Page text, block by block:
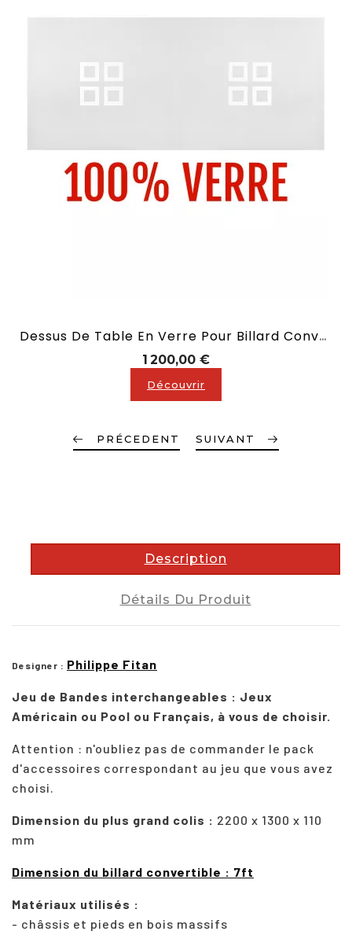
Dessus De Table En Verre Pour Billard Convertible En 2,10 M
1 200,00 €Prix
Découvrir
PRÉCEDENT SUIVANT
Description
Détails Du Produit
Designer : Philippe Fitan
Jeu de Bandes interchangeables : Jeux
Américain ou Pool ou Français, à vous de choisir.
Attention : n'oubliez pas de commander le pack
d'accessoires correspondant au jeu que vous avez
choisi.
Dimension du plus grand colis : 2200 x 1300 x 110
mm
Dimension du billard convertible : 7ft
Matériaux utilisés :
- châssis et pieds en bois massifs